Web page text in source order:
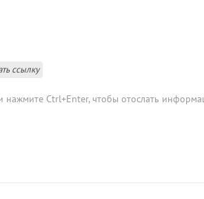
ссылку
нажмите Ctrl+Enter, чтобы отослать